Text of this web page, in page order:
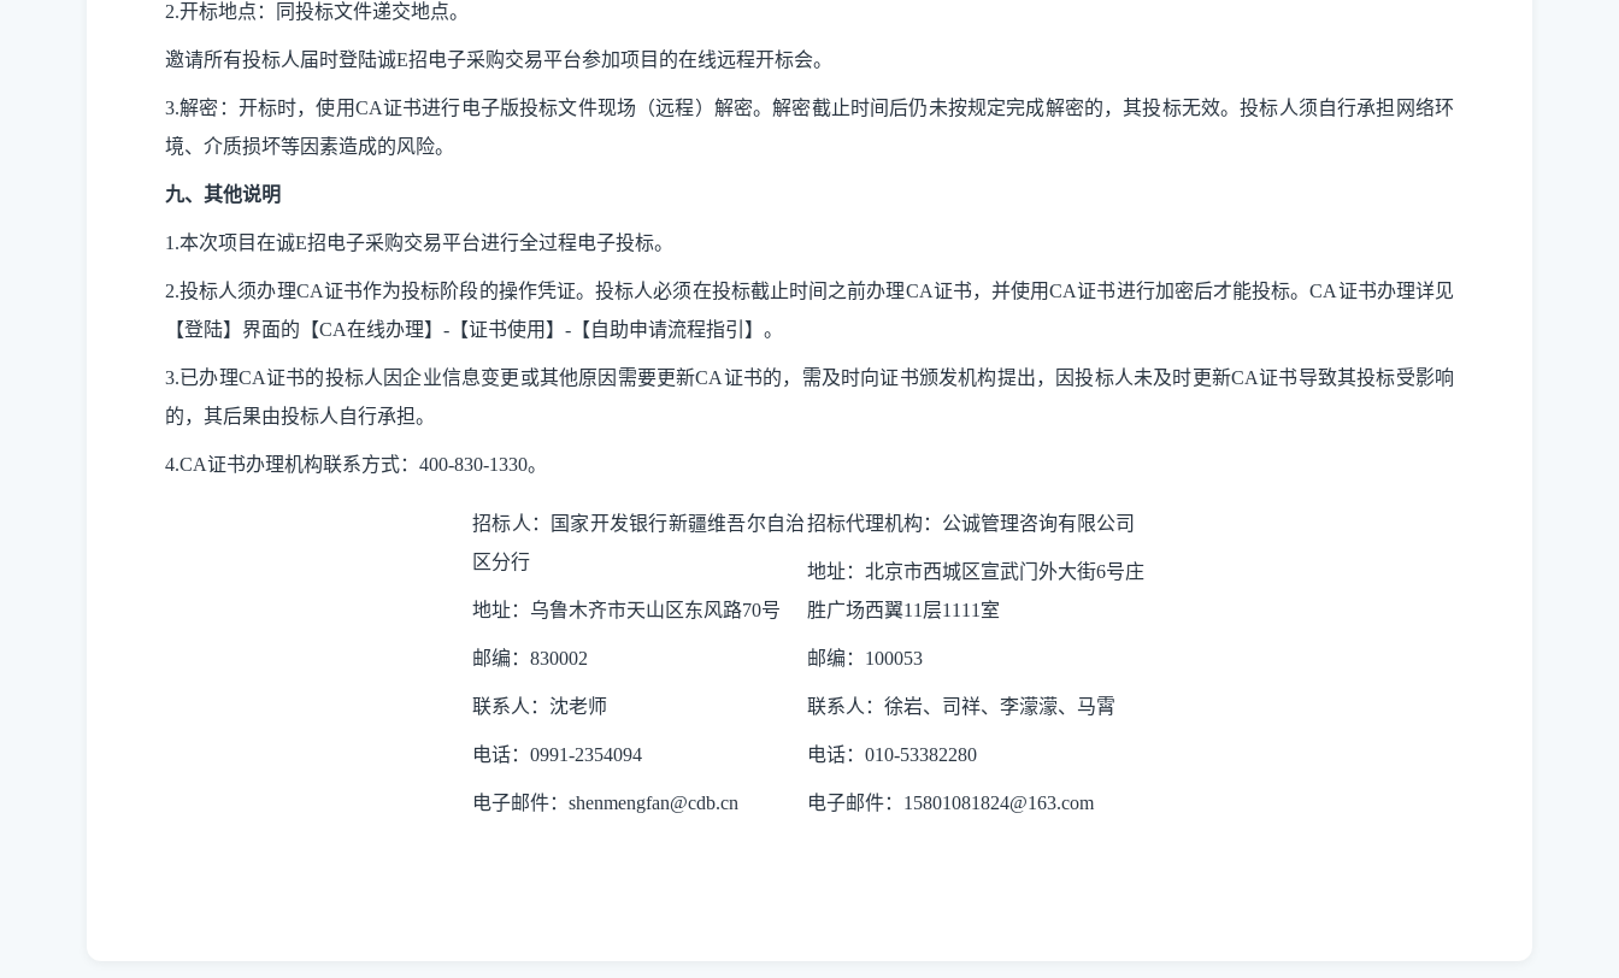
2.开标地点：同投标文件递交地点。
邀请所有投标人届时登陆诚E招电子采购交易平台参加项目的在线远程开标会。
3.解密：开标时，使用CA证书进行电子版投标文件现场（远程）解密。解密截止时间后仍未按规定完成解密的，其投标无效。投标人须自行承担网络环
境、介质损坏等因素造成的风险。
九、其他说明
1.本次项目在诚E招电子采购交易平台进行全过程电子投标。
2.投标人须办理CA证书作为投标阶段的操作凭证。投标人必须在投标截止时间之前办理CA证书，并使用CA证书进行加密后才能投标。CA证书办理详见
【登陆】界面的【CA在线办理】-【证书使用】-【自助申请流程指引】。
3.已办理CA证书的投标人因企业信息变更或其他原因需要更新CA证书的，需及时向证书颁发机构提出，因投标人未及时更新CA证书导致其投标受影响
的，其后果由投标人自行承担。
4.CA证书办理机构联系方式：400-830-1330。
招标人：
国家开发银行新疆维吾尔自治
区分行
地址： 乌鲁木齐市天山区东风路70号
邮编： 830002
联系人：沈老师
电话： 0991-2354094
电子邮件： shenmengfan@cdb.cn
招标代理机构：公诚管理咨询有限公司
地址：北京市西城区宣武门外大街6号庄
胜广场西翼11层1111室
邮编： 100053
联系人：徐岩、司祥、李濛濛、马霄
电话： 010-53382280
电子邮件： 15801081824@163.com